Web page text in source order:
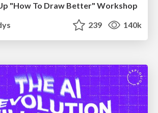
"How To Draw Better" Workshop
239 140k